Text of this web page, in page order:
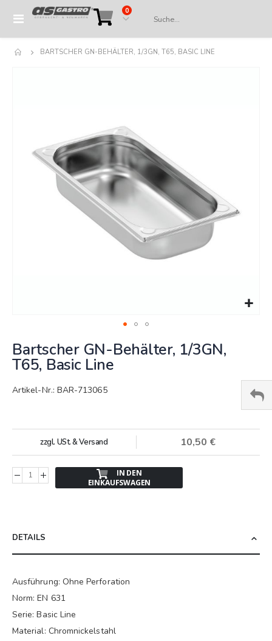
Navigation
Cart
0Artikel
BARTSCHER GN-BEHÄLTER, 1/3GN, T65, BASIC LINE
zum
Anfang
der
Bildergalerie
Bartscher GN-Behälter, 1/3GN,
T65, Basic Line
Artikel-Nr.: BAR-713065
10,50 €
zzgl. USt. & Versand
IN DEN
EINKAUFSWAGEN
DETAILS
Ausführung: Ohne Perforation
Norm: EN 631
Serie: Basic Line
Material: Chromnickelstahl